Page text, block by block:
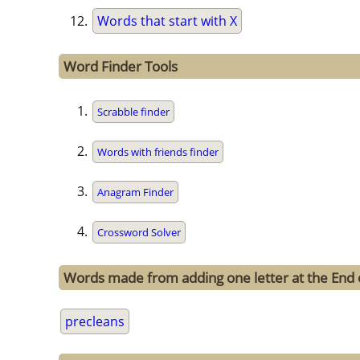
Words that start with X
Word Finder Tools
Scrabble finder
Words with friends finder
Anagram Finder
Crossword Solver
Words made from adding one letter at the End
precleans